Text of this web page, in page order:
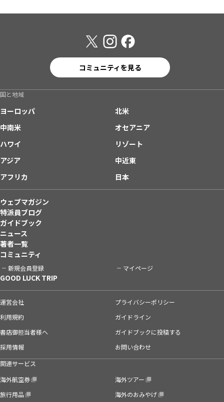
コミュニティを見る
国と地域
ヨーロッパ
北米
中南米
オセアニア
ハワイ
リゾート
アジア
中近東
アフリカ
日本
ウェブマガジン
特派員ブログ
ガイドブック
ニュース
著者一覧
コミュニティ
新規会員登録 マイページ
GOOD LUCK TRIP
運営会社
プライバシーポリシー
利用規約
ガイドライン
書店御担当者様へ
ガイドブックに投稿する
採用情報
お問い合わせ
関連サービス
海外航空券
海外ツアー
旅行用品
海外のおみやげ